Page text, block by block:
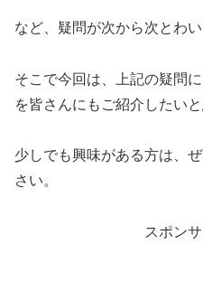
など、疑問が次から次とわ
そこで今回は、上記の疑問
を皆さんにもご紹介したいと
少しでも興味がある方は、
さい。
スポン